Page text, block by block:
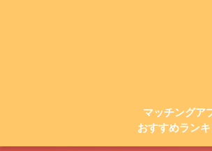
マッチングア
おすすめラン